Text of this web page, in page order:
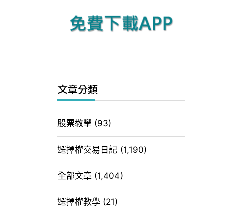
文章分類
股票教學 (93)
選擇權交易日記 (1,190)
全部文章 (1,404)
選擇權教學 (21)